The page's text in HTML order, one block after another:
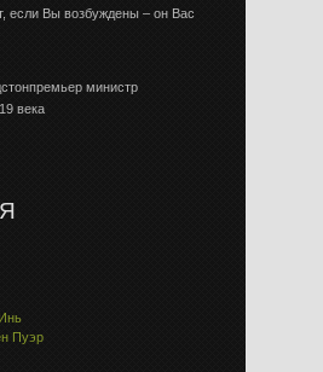
если Вы возбуждены – он Вас
министр
века
Пуэр